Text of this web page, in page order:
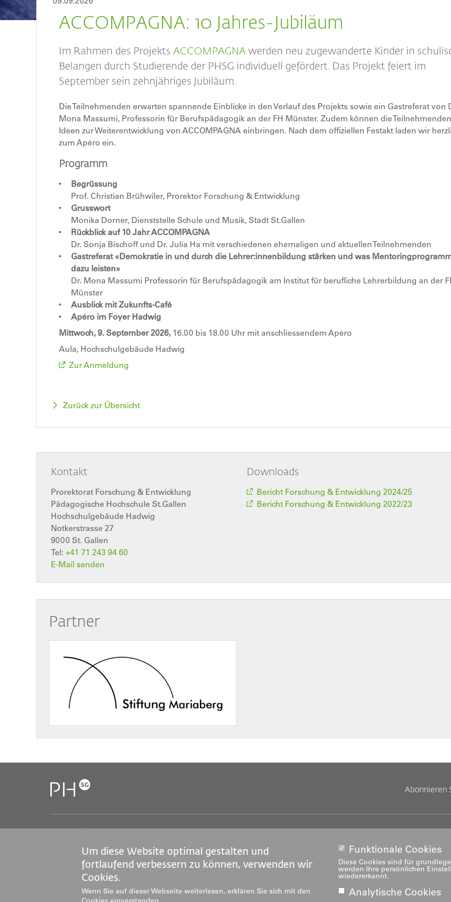
ACCOMPAGNA: 10 Jahres-Jubiläum
Im Rahmen des Projekts ACCOMPAGNAwerden neu zugewanderte Kinder in
Belangen durch Studierende der PHSG individuell gefördert. Das Projekt feiert im
September sein zehnjähriges Jubiläum.
Die Teilnehmenden erwarten spannende Einblicke in den Verlauf des Projekts sowie ein Gastreferat von
Mona Massumi, Professorin für Berufspädagogik an der FH Münster. Zudem können die
Ideen zur Weiterentwicklung von ACCOMPAGNA einbringen. Nach dem offiziellen Festakt laden wir
zum Apéro ein.
Programm
Begrüssung
Prof. Christian Brühwiler, Prorektor Forschung & Entwicklung
Grusswort
Monika Dorner, Dienststelle Schule und Musik, Stadt St.Gallen
Rückblick auf 10 Jahr ACCOMPAGNA
Dr. Sonja Bischoff und Dr. Julia Ha mit verschiedenen ehemaligen und aktuellen Teilnehmenden
Gastreferat «Demokratie in und durch die Lehrer:innenbildung stärken und was
dazu leisten»
Dr. Mona Massumi Professorin für Berufspädagogik am Institut für berufliche Lehrerbildung an der
Münster
Ausblick mit Zukunfts-Café
Apéro im Foyer Hadwig
Mittwoch, 9. September 2026,16.00 bis 18.00 Uhr mit anschliessendem Apéro
Aula, Hochschulgebäude Hadwig
Zur Anmeldung
Zurück zur Übersicht
Kontakt
Prorektorat Forschung & Entwicklung
Pädagogische Hochschule St.Gallen
Hochschulgebäude Hadwig
Notkerstrasse 27
9000 St. Gallen
Tel: +41 71 243 94 60
E-Mail senden
Downloads
Bericht Forschung & Entwicklung 2024/25
Bericht Forschung & Entwicklung 2022/23
Partner
Abonnieren
Pädagogische Hochschule St.Gallen (PHSG)
9000 St.Gallen
Tel. +41 71 243 94 00
info@phsg.ch
Links
Jobs
Medien
rechts
Weiterbildung
Forschung & Entwicklung
Dienstleistung
Institute
Um diese Website optimal gestalten und
fortlaufend verbessern zu können, verwenden wir
Cookies.
Wenn Sie auf dieser Webseite weiterlesen, erklären Sie sich mit den
Funktionale Cookies
Diese Cookies sind für
werden Ihre persönlichen
wiedererkannt.
Analytische Cookies